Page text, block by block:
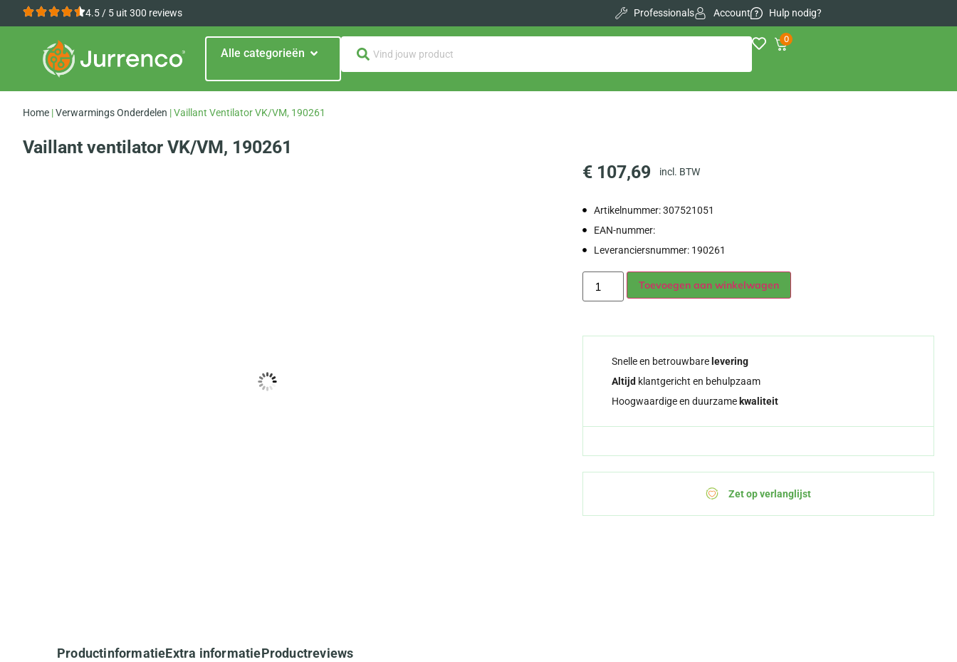
4.5 / 5 uit 300 reviews Professionals Account Hulp nodig?
Alle categorieën
0
Home |Verwarmings Onderdelen |Vaillant Ventilator VK/VM, 190261
Vaillant ventilator VK/VM, 190261
€ 107,69 incl. BTW
Artikelnummer: 307521051
EAN-nummer:
Leveranciersnummer: 190261
Toevoegen aan winkelwagen
Snelle en betrouwbarelevering
Altijd klantgericht en behulpzaam
Hoogwaardige en duurzamekwaliteit
Zet op verlanglijst
ProductinformatieExtra informatieProductreviews